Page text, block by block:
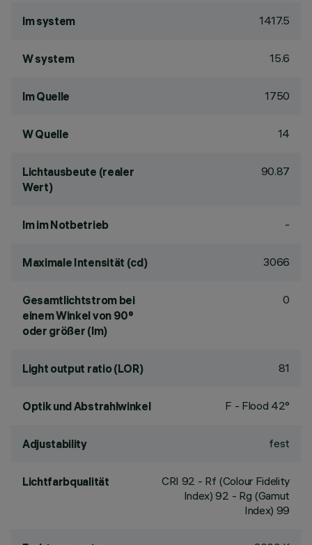
lm system 1417.5
W system 15.6
lm Quelle 1750
W Quelle 14
Lichtausbeute (realer
Wert)
90.87
lm im Notbetrieb -
Maximale Intensität (cd) 3066
Gesamtlichtstrom bei
einem Winkel von 90°
oder größer (lm)
0
Light output ratio (LOR) 81
Optik und Abstrahlwinkel F - Flood 42°
Adjustability fest
Lichtfarbqualität CRI 92 - Rf (Colour Fidelity
Index) 92 - Rg (Gamut
Index) 99